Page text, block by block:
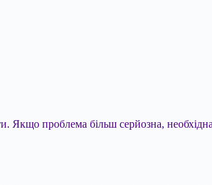
Якщо проблема більш серйозна,